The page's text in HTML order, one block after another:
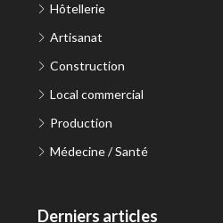
Hôtellerie
Artisanat
Construction
Local commercial
Production
Médecine / Santé
Derniers articles